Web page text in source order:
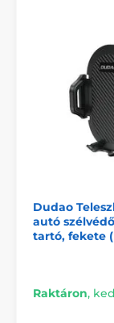
Dudao
autó
tartó, fekete
Raktáron,